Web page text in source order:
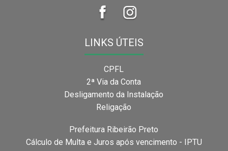
LINKS ÚTEIS
CPFL
2ª Via da Conta
Desligamento da Instalação
Religação
Prefeitura Ribeirão Preto
Cálculo de Multa e Juros após vencimento - IPTU